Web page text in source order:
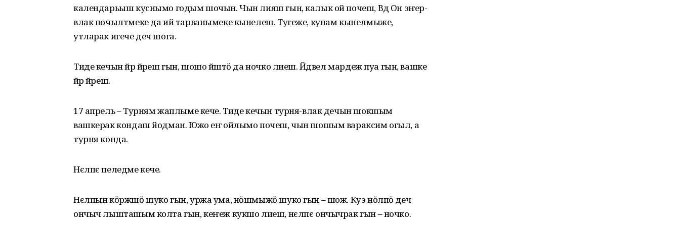
календарьыш куснымо годым шочын. Чын лияш гын, калык ой почеш, Вӱд Он эҥер-
влак почылтмеке да ий тарванымеке кынелеш. Тугеже, кунам кынелмыже,
утларак игече деч шога.
Тиде кечын йӱр йӱреш гын, шошо йӱштӧ да ночко лиеш. Йӱдвел мардеж пуа гын, вашке
йӱр йӱреш.
17 апрель – Турням жаплыме кече. Тиде кечын турня-влак дечын шокшым
вашкерак кондаш йодман. Южо еҥ ойлымо почеш, чын шошым вараксим огыл, а
турня конда.
Нєлпє пеледме кече.
Нєлпын кӧржшӧ шуко гын, уржа ума, нӧшмыжӧ шуко гын – шож. Куэ нӧлпӧ деч
ончыч лышташым колта гын, кеҥеж кукшо лиеш, нєлпє ончычрак гын – ночко.